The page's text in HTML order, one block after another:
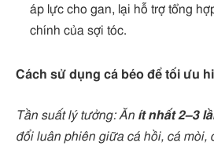
áp lực cho gan, lại hỗ trợ tổng
chính của sợi tóc.
Cách sử dụng cá béo để tối ưu
Tần suất lý tưởng: Ăn ít nhất 2–3
đổi luân phiên giữa cá hồi, cá mòi,